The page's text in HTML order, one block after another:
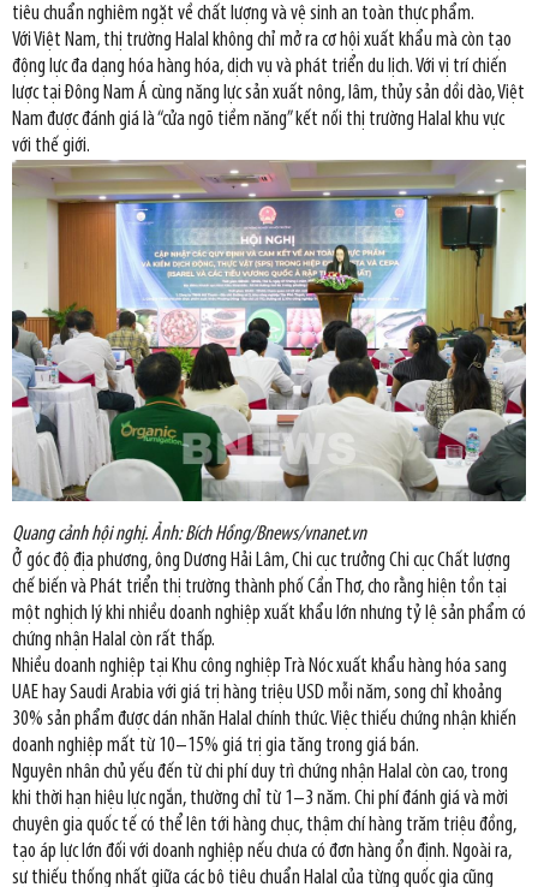
tiêu chuẩn nghiêm ngặt về chất lượng và vệ sinh an toàn thực phẩm.
Với Việt Nam, thị trường Halal không chỉ mở ra cơ hội xuất khẩu mà còn tạo
động lực đa dạng hóa hàng hóa, dịch vụ và phát triển du lịch. Với vị trí chiến
lược tại Đông Nam Á cùng năng lực sản xuất nông, lâm, thủy sản dồi dào, Việt
Nam được đánh giá là “cửa ngõ tiềm năng” kết nối thị trường Halal khu vực
với thế giới.
Quang cảnh hội nghị. Ảnh: Bích Hồng/Bnews/vnanet.vn
Ở góc độ địa phương, ông Dương Hải Lâm, Chi cục trưởng Chi cục Chất lượng
chế biến và Phát triển thị trường thành phố Cần Thơ, cho rằng hiện tồn tại
một nghịch lý khi nhiều doanh nghiệp xuất khẩu lớn nhưng tỷ lệ sản phẩm có
chứng nhận Halal còn rất thấp.
Nhiều doanh nghiệp tại Khu công nghiệp Trà Nóc xuất khẩu hàng hóa sang
UAE hay Saudi Arabia với giá trị hàng triệu USD mỗi năm, song chỉ khoảng
30% sản phẩm được dán nhãn Halal chính thức. Việc thiếu chứng nhận khiến
doanh nghiệp mất từ 10–15% giá trị gia tăng trong giá bán.
Nguyên nhân chủ yếu đến từ chi phí duy trì chứng nhận Halal còn cao, trong
khi thời hạn hiệu lực ngắn, thường chỉ từ 1–3 năm. Chi phí đánh giá và mời
chuyên gia quốc tế có thể lên tới hàng chục, thậm chí hàng trăm triệu đồng,
tạo áp lực lớn đối với doanh nghiệp nếu chưa có đơn hàng ổn định. Ngoài ra,
sự thiếu thống nhất giữa các bộ tiêu chuẩn Halal của từng quốc gia cũng